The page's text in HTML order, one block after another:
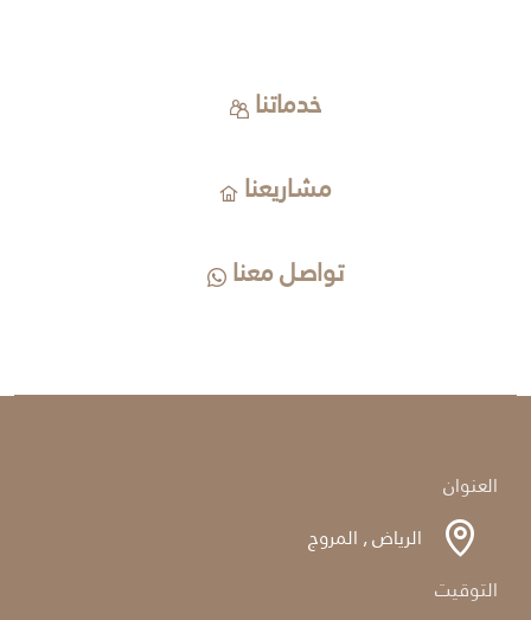
خدماتنا
مشاريعنا
تواصل معنا
العنوان
الرياض , المروج
التوقيت